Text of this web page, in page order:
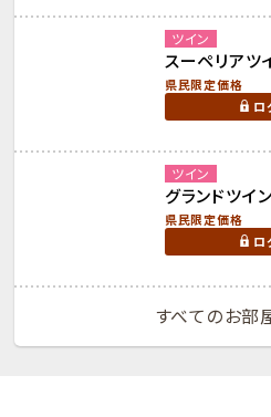
ツイン
スーペリアツ
県民限定価格
ロ
ツイン
グランドツイ
県民限定価格
ロ
すべてのお部